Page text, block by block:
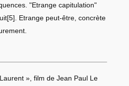
"Etrange capitulation"
[5] . Etrange peut-être, concrète
», film de Jean Paul Le